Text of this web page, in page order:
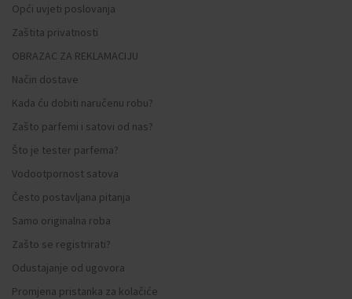
Opći uvjeti poslovanja
Zaštita privatnosti
OBRAZAC ZA REKLAMACIJU
Način dostave
Kada ću dobiti naručenu robu?
Zašto parfemi i satovi od nas?
Što je tester parfema?
Vodootpornost satova
Često postavljana pitanja
Samo originalna roba
Zašto se registrirati?
Odustajanje od ugovora
Promjena pristanka za kolačiće